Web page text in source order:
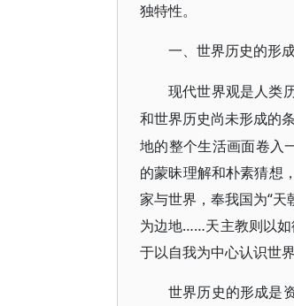
独特性。
一、世界历史的形
现代世界观是人类
和世界历史尚未形成的
地的整个生活画面卷入
的蒙昧理解和朴素猜想
家与世界，奉我国为“天
为边地……天主教则以如
于以自我为中心认识世
世界历史的形成是